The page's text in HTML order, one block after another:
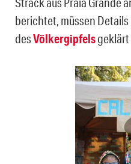
berichtet, müssen
desVölkergipfelsgeklärt